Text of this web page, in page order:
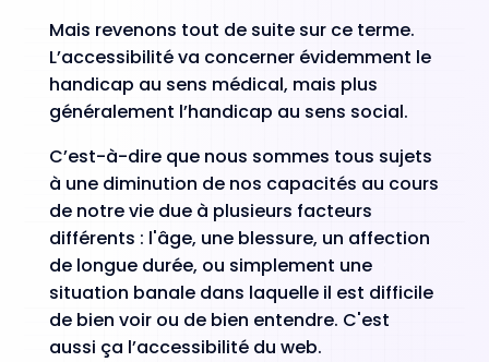
Mais revenons tout de suite sur ce terme.
L’accessibilité va concerner évidemment le
handicap au sens médical, mais plus
généralement l’handicap au sens social.
C’est-à-dire que nous sommes tous sujets
à une diminution de nos capacités au cours
de notre vie due à plusieurs facteurs
différents : l'âge, une blessure, un affection
de longue durée, ou simplement une
situation banale dans laquelle il est difficile
de bien voir ou de bien entendre. C'est
aussi ça l’accessibilité du web.